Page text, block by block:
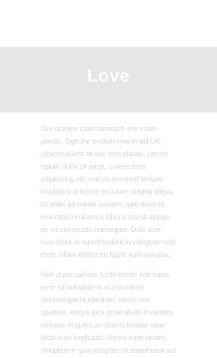
Love
Our oceans can’t stomach any more
plastic. Sign the petition now to tell UK
supermarkets to use less plastic. Lorem
ipsum dolor sit amet, consectetur
adipisicing elit, sed do eiusmod tempor
incididunt ut labore et dolore magna aliqua.
Ut enim ad minim veniam, quis nostrud
exercitation ullamco laboris nisi ut aliquip
ex ea commodo consequat. Duis aute
irure dolor in reprehenderit in voluptate velit
esse cillum dolore eu fugiat nulla pariatur.
Sed ut perspiciatis unde omnis iste natus
error sit voluptatem accusantium
doloremque laudantium, totam rem
aperiam, eaque ipsa quae ab illo inventore
veritatis et quasi architecto beatae vitae
dicta sunt explicabo. Nemo enim ipsam
voluptatem quia voluptas sit aspernatur aut